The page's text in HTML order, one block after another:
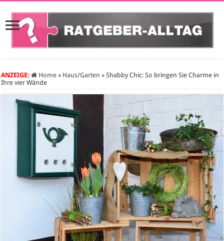
ANZEIGE: Home » Haus/Garten » Shabby Chic: So bringen Sie Charme in
Ihre vier Wände